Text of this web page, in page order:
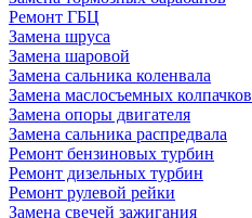
Ремонт ГБЦ
Замена шруса
Замена шаровой
Замена сальника коленвала
Замена маслосъемных колпачков
Замена опоры двигателя
Замена сальника распредвала
Ремонт бензиновых турбин
Ремонт дизельных турбин
Ремонт рулевой рейки
Замена свечей зажигания